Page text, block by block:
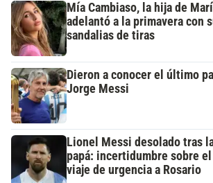
Mía Cambiaso, la hija de
adelantó a la primavera con
sandalias de tiras
Dieron a conocer el último
Jorge Messi
Lionel Messi desolado tras
papá: incertidumbre sobre
viaje de urgencia a Rosario